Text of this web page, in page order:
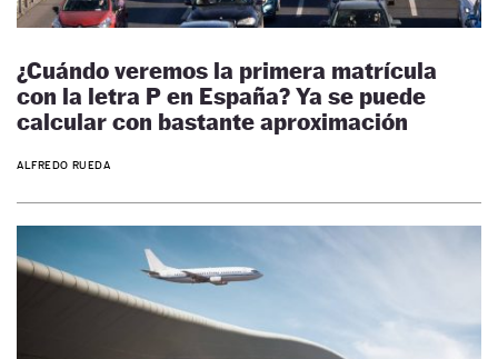
¿Cuándo veremos la primera matrícula
con la letra P en España? Ya se puede
calcular con bastante aproximación
ALFREDO RUEDA